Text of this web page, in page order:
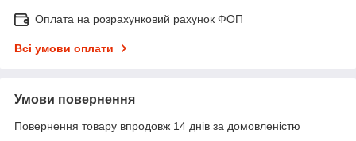
Оплата на розрахунковий рахунок ФОП
Всі умови оплати
Умови повернення
Повернення товару впродовж 14 днів за домовленістю